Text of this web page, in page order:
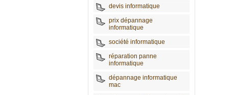
devis informatique
prix dépannage
informatique
société informatique
réparation panne
informatique
dépannage informatique
mac